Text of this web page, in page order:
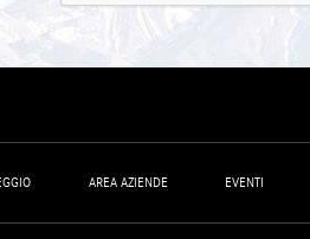
AREA AZIENDE EVENTI